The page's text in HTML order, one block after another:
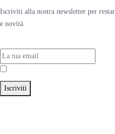
Iscriviti alla nostra newsletter per
e novità.
Iscriviti